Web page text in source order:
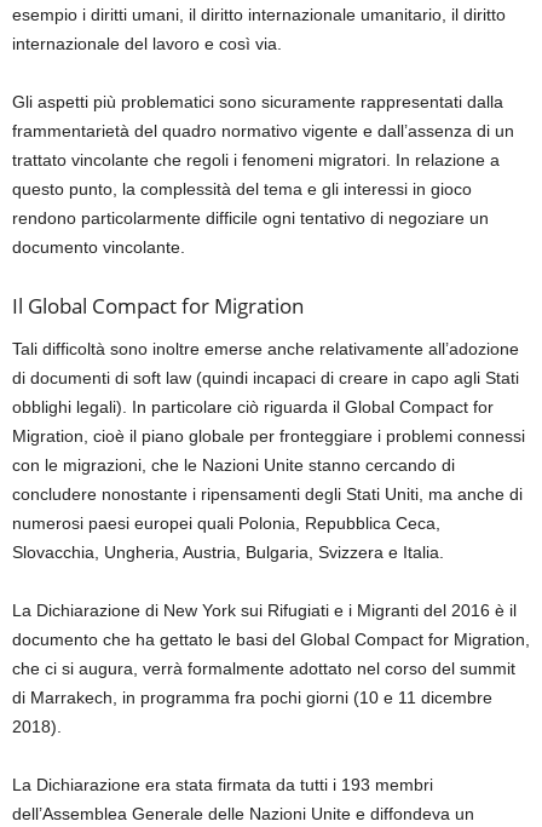
esempio i diritti umani, il diritto internazionale umanitario, il diritto
internazionale del lavoro e così via.
Gli aspetti più problematici sono sicuramente rappresentati dalla
frammentarietà del quadro normativo vigente e dall’assenza di un
trattato vincolante che regoli i fenomeni migratori. In relazione a
questo punto , la complessità del tema e gli interessi in gioco
rendono particolarmente difficile ogni tentativo di negoziare un
documento vincolante.
Il Global Compact for Migration
Tali difficoltà sono inoltre emerse anche relativamente all’adozione
di documenti di soft law (quindi incapaci di creare in capo agli Stati
obblighi legali). In particolare ciò riguarda il Global Compact for
Migration, cioè il piano globale per fronteggiare i problemi connessi
con le migrazioni, che le Nazioni Unite stanno cercando di
concludere nonostante i ripensamenti degli Stati Uniti, ma anche di
numerosi paesi europei quali Polonia, Repubblica Ceca,
Slovacchia, Ungheria, Austria, Bulgaria, Svizzera e Italia.
La Dichiarazione di New York sui Rifugiati e i Migranti del 2016 è il
documento che ha gettato le basi del Global Compact for Migration
che ci si augura, verrà formalmente adottato nel corso del summit
di Marrakech, in programma fra pochi giorni (10 e 11 dicembre
2018).
La Dichiarazione era stata firmata da tutti i 193 membri
dell’Assemblea Generale delle Nazioni Unite e diffondeva un